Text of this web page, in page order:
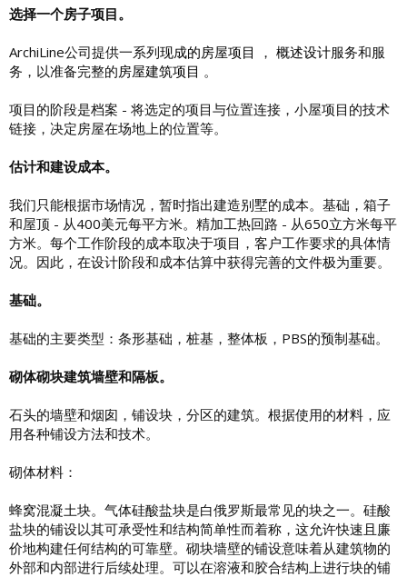
选择一个房子项目。
ArchiLine公司提供一系列现成的房屋项目 ， 概述设计服务和服
务，以准备完整的房屋建筑项目 。
项目的阶段是档案 - 将选定的项目与位置连接，小屋项目的技术
链接，决定房屋在场地上的位置等。
估计和建设成本。
我们只能根据市场情况，暂时指出建造别墅的成本。基础，箱子
和屋顶 - 从400美元每平方米。精加工热回路 - 从650立方米每平
方米。每个工作阶段的成本取决于项目，客户工作要求的具体情
况。因此，在设计阶段和成本估算中获得完善的文件极为重要。
基础。
基础的主要类型：条形基础，桩基，整体板，PBS的预制基础。
砌体砌块建筑墙壁和隔板。
石头的墙壁和烟囱，铺设块，分区的建筑。根据使用的材料，应
用各种铺设方法和技术。
砌体材料：
蜂窝混凝土块。气体硅酸盐块是白俄罗斯最常见的块之一。硅酸
盐块的铺设以其可承受性和结构简单性而着称，这允许快速且廉
价地构建任何结构的可靠壁。砌块墙壁的铺设意味着从建筑物的
外部和内部进行后续处理。可以在溶液和胶合结构上进行块的铺